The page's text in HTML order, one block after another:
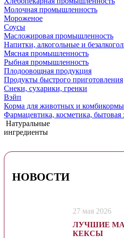
Молочная промышленность
Мороженое
Соусы
Масложировая промышленность
Напитки, алкогольные и
Мясная промышленность
Рыбная промышленность
Плодоовощная продукция
Продукты быстрого приготовления
Снеки, сухарики, гренки
Вэйп
Корма для животных и комбикормы
Фармацевтика, косметика, бытовая
Натуральные
ингредиенты
НОВОСТИ
27 мая 2026
ЛУЧШИЕ
КЕКСЫ